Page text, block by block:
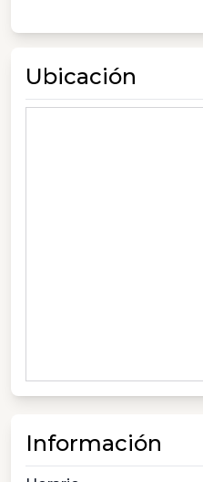
Ubicación
Información